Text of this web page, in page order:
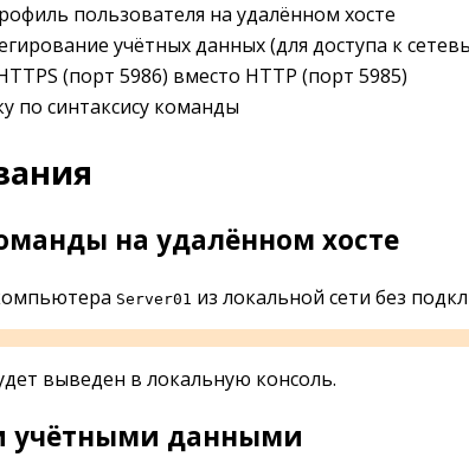
пользователя на удалённом хосте
учётных данных (для доступа к
(порт 5986) вместо HTTP (порт 5985)
по синтаксису команды
на удалённом хосте
Server01 из локальной сети без
выведен в локальную консоль.
учётными данными